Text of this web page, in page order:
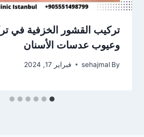
تركيب القشور الخزفية في
وعيوب عدسات الأسنان
By
sehajmal فبراير 17, 2024